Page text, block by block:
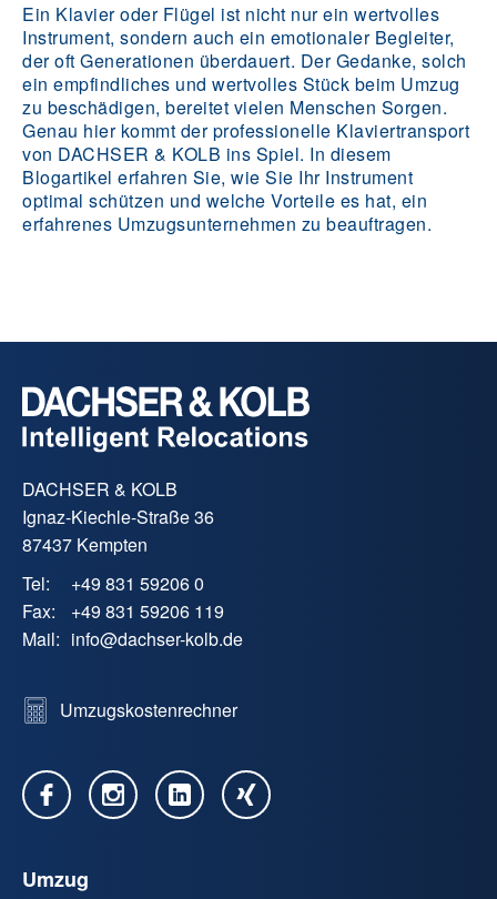
Ein Klavier oder Flügel ist nicht nur ein wertvolles
Instrument, sondern auch ein emotionaler Begleiter,
der oft Generationen überdauert. Der Gedanke, solch
ein empfindliches und wertvolles Stück beim Umzug
zu beschädigen, bereitet vielen Menschen Sorgen.
Genau hier kommt der professionelle Klaviertransport
von DACHSER & KOLB ins Spiel. In diesem
Blogartikel erfahren Sie, wie Sie Ihr Instrument
optimal schützen und welche Vorteile es hat, ein
erfahrenes Umzugsunternehmen zu beauftragen.
DACHSER & KOLB
Ignaz-Kiechle-Straße 36
87437 Kempten
Tel:
+49 831 59206 0
Fax:
+49 831 59206 119
Mail: info@dachser-kolb.de
Umzugskostenrechner
Umzug